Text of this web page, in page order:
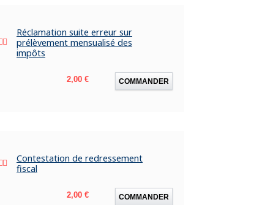
Réclamation suite erreur sur
prélèvement mensualisé des
impôts
Prix
2,00 € COMMANDER
Contestation de redressement
fiscal
Prix
2,00 € COMMANDER